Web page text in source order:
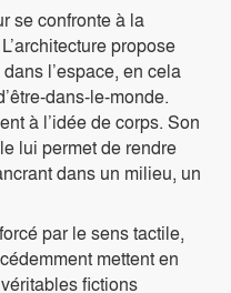
se confronte à la
propose
l’espace, en cela
dans-le-monde.
à l’idée de corps. Son
lui permet de rendre
dans un milieu, un
par le sens tactile,
mettent en
fictions